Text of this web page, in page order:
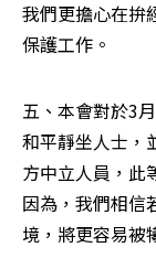
我們更擔心在拚
保護工作。
五、本會對於3
和平靜坐人士，
方中立人員，此
因為，我們相信
境，將更容易被